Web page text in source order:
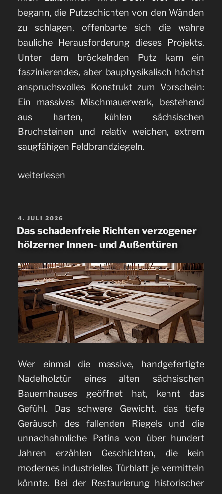
begann, die Putzschichten von den Wänden
zu schlagen, offenbarte sich die wahre
bauliche Herausforderung dieses Projekts.
Unter dem bröckelnden Putz kam ein
faszinierendes, aber bauphysikalisch höchst
anspruchsvolles Konstrukt zum Vorschein:
Ein massives Mischmauerwerk, bestehend
aus harten, kühlen sächsischen
Bruchsteinen und relativ weichen, extrem
saugfähigen Feldbrandziegeln.
„Kalkputz
auftragen“
weiterlesen
VERÖFFENTLICHT
AM
4. JULI 2026
Das schadenfreie Richten verzogener
hölzerner Innen- und Außentüren
Wer einmal die massive, handgefertigte
Nadelholztür eines alten sächsischen
Bauernhauses geöffnet hat, kennt das
Gefühl. Das schwere Gewicht, das tiefe
Geräusch des fallenden Riegels und die
unnachahmliche Patina von über hundert
Jahren erzählen Geschichten, die kein
modernes industrielles Türblatt je vermitteln
könnte. Bei der Restaurierung historischer